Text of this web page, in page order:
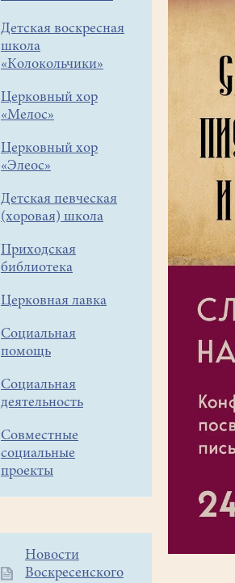
Детская воскресная
школа
«Колокольчики»
Церковный хор
«Мелос»
Церковный хор
«Элеос»
Детская певческая
(хоровая) школа
Приходская
библиотека
Церковная лавка
Социальная
помощь
Социальная
деятельность
Совместные
социальные
проекты
Дополнительное
меню
Новости
Воскресенского